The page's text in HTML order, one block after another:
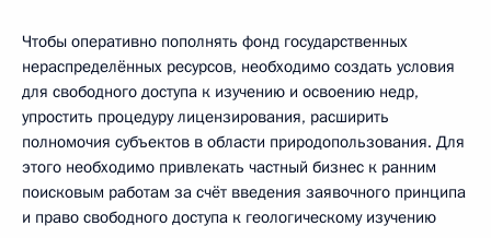
Чтобы оперативно пополнять фонд государственных
нераспределённых ресурсов, необходимо создать условия
для свободного доступа к изучению и освоению недр,
упростить процедуру лицензирования, расширить
полномочия субъектов в области природопользования. Для
этого необходимо привлекать частный бизнес к ранним
поисковым работам за счёт введения заявочного принципа
и право свободного доступа к геологическому изучению